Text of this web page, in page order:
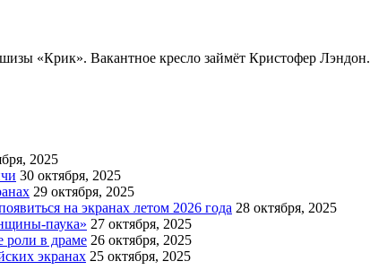
«Крик». Вакантное кресло займёт Кристофер Лэндон.
2025
30 октября, 2025
29 октября, 2025
на экранах летом 2026 года 28 октября, 2025
паука» 27 октября, 2025
роли в драме 26 октября, 2025
экранах 25 октября, 2025